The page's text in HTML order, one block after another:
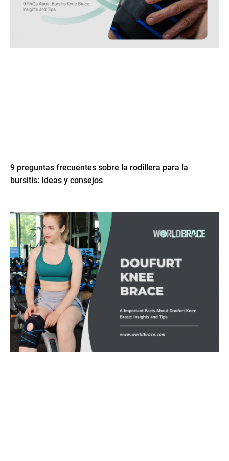
9 preguntas frecuentes sobre la rodillera para la
bursitis: Ideas y consejos